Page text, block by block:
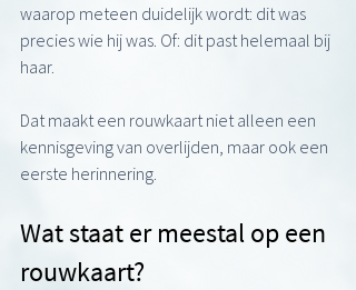
waarop meteen duidelijk wordt: dit was
precies wie hij was. Of: dit past helemaal bij
haar.
Dat maakt een rouwkaart niet alleen een
kennisgeving van overlijden, maar ook een
eerste herinnering.
Wat staat er meestal op een
rouwkaart?